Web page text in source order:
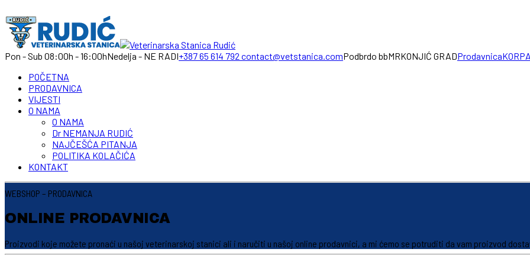
Pon - Sub 08:00h - 16:00hNedelja - NE RADI+387 65 614 792 contact@vetstanica.comPodbrdo bbMRKONJIĆ GRADProdavnicaKORPA
POČETNA
PRODAVNICA
VIJESTI
O NAMA
O NAMA
Dr NEMANJA RUDIĆ
NAJČEŠĆA PITANJA
POLITIKA KOLAČIĆA
KONTAKT
WEBSHOP – PRODAVNICA
ONLINE PRODAVNICA
Proizvodi koje možete pronaći u našoj veterinarskoj stanici ali i naručiti u našoj online prodavnici, a mi ćemo se potruditi da vam proizvod